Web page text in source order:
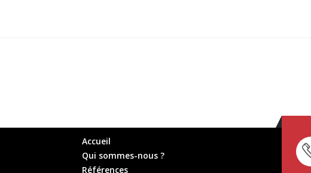
Accueil
Qui sommes-nous ?
Références